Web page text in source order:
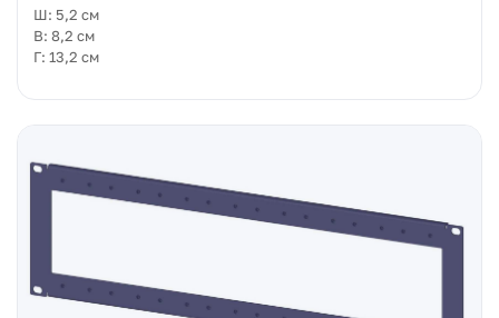
Ш: 5,2 см
В: 8,2 см
Г: 13,2 см